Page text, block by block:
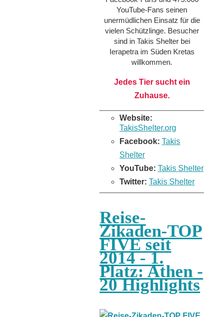
YouTube-Fans seinen
unermüdlichen Einsatz für die
vielen Schützlinge. Besucher
sind in Takis Shelter bei
Ierapetra im Süden Kretas
willkommen.
Jedes Tier sucht ein
Zuhause.
Website:
TakisShelter.org
Facebook: Takis
Shelter
YouTube: Takis Shelter
Twitter: Takis Shelter
Reise-
Zikaden-TOP
FIVE seit
2014 - 1.
Platz: Athen -
20 Highlights